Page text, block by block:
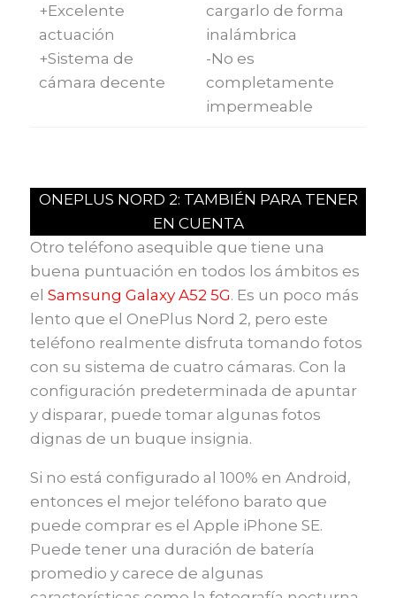
+Excelente
actuación
+Sistema de
cámara decente
cargarlo de forma
inalámbrica
-No es
completamente
impermeable
ONEPLUS NORD 2: TAMBIÉN PARA TENER
EN CUENTA
Otro teléfono asequible que tiene una
buena puntuación en todos los ámbitos es
el Samsung Galaxy A52 5G. Es un poco más
lento que el OnePlus Nord 2, pero este
teléfono realmente disfruta tomando fotos
con su sistema de cuatro cámaras. Con la
configuración predeterminada de apuntar
y disparar, puede tomar algunas fotos
dignas de un buque insignia.
Si no está configurado al 100% en Android,
entonces el mejor teléfono barato que
puede comprar es el Apple iPhone SE.
Puede tener una duración de batería
promedio y carece de algunas